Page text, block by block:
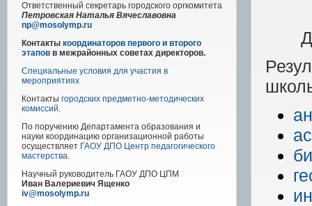
Ответственный секретарь городского оргкомитета
Петровская Наталья Вячеславовна
np@mosolymp.ru
Контакты координаторов первого и второго
этапов в межрайонных советах директоров.
Специальные условия для участия в
мероприятиях
Контакты городских предметно-методических
комиссий.
По поручению Департамента образования и
науки координацию организационной работы
осуществляет ГАОУ ДПО Центр педагогического
мастерства.
Научный руководитель ГАОУ ДПО ЦПМ
Иван Валериевич Ященко
iv@mosolymp.ru